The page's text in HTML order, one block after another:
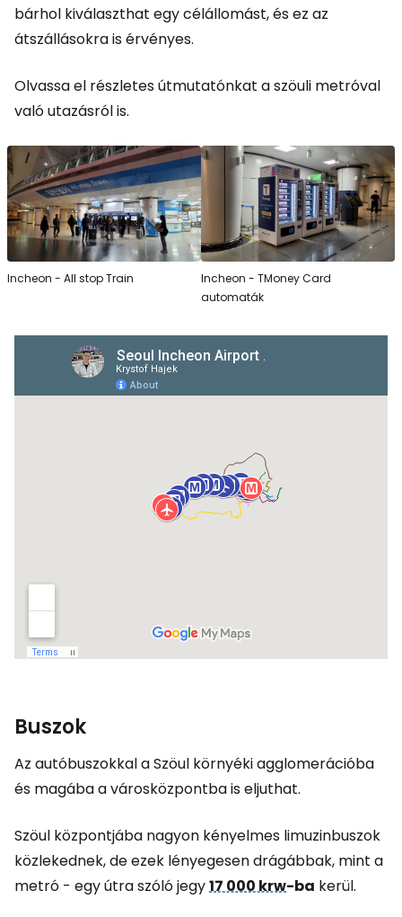
bárhol kiválaszthat egy célállomást, és ez az
átszállásokra is érvényes.
Olvassa el részletes útmutatónkat a szöuli metróval
való utazásról is.
Incheon - All stop Train
Incheon - TMoney Card
automaták
Buszok
Az autóbuszokkal a Szöul környéki agglomerációba
és magába a városközpontba is eljuthat.
Szöul központjába nagyon kényelmes limuzinbuszok
közlekednek, de ezek lényegesen drágábbak, mint a
metró - egy útra szóló jegy17 000 krw-ba kerül.